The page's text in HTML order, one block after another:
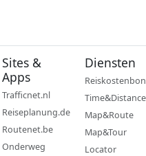
Sites &
Apps
Trafficnet.nl
Reiseplanung.de
Routenet.be
Onderweg
Diensten
Reiskostenbon
Time&Distance
Map&Route
Map&Tour
Locator